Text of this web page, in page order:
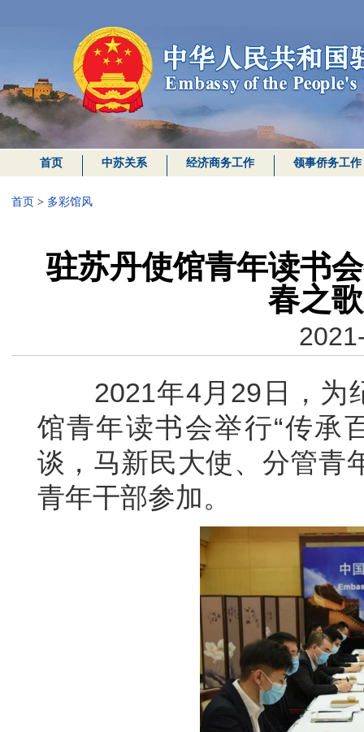
首页 中苏关系 经济商务工作 领事侨务工作
首页 > 多彩馆风
驻苏丹使馆青年读书
春之
2021年4月29日，为
馆青年读书会举行“传承
谈，马新民大使、分管青
青年干部参加。